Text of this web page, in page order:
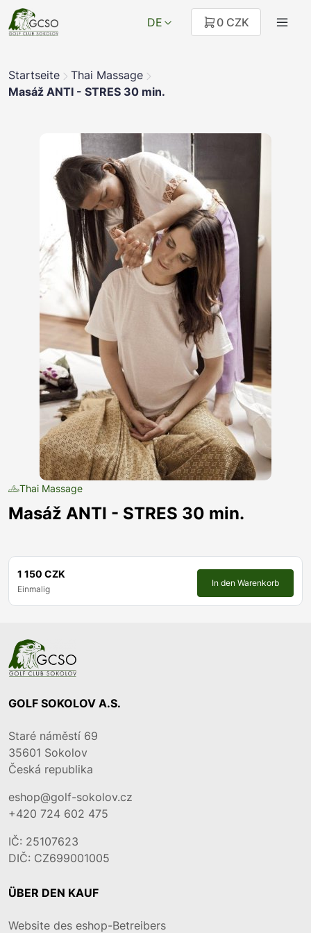
DE 0 CZK
Startseite
Thai Massage
Masáž ANTI - STRES 30 min.
Thai Massage
Masáž ANTI - STRES 30 min.
1 150 CZK
Einmalig
In den Warenkorb
GOLF SOKOLOV A.S.
Staré náměstí 69
35601 Sokolov
Česká republika
eshop@golf-sokolov.cz
+420 724 602 475
IČ: 25107623
DIČ: CZ699001005
ÜBER DEN KAUF
Website des eshop-Betreibers